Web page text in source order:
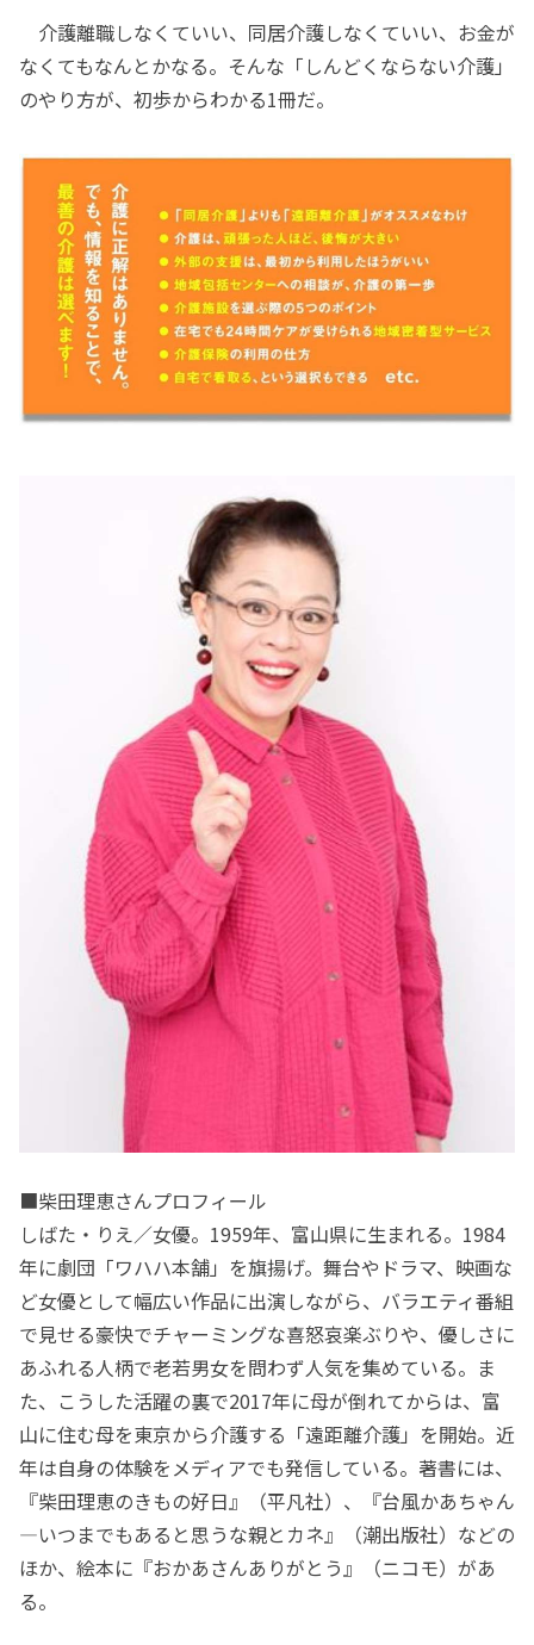
介護離職しなくていい、同居介護しなくていい、お金が
なくてもなんとかなる。そんな「しんどくならない介護」
のやり方が、初歩からわかる1冊だ。
■柴田理恵さんプロフィール
しばた・りえ／女優。1959年、富山県に生まれる。1984
年に劇団「ワハハ本舗」を旗揚げ。舞台やドラマ、映画な
ど女優として幅広い作品に出演しながら、バラエティ番組
で見せる豪快でチャーミングな喜怒哀楽ぶりや、優しさに
あふれる人柄で老若男女を問わず人気を集めている。ま
た、こうした活躍の裏で2017年に母が倒れてからは、富
山に住む母を東京から介護する「遠距離介護」を開始。近
年は自身の体験をメディアでも発信している。著書には、
『柴田理恵のきもの好日』（平凡社）、『台風かあちゃん
―いつまでもあると思うな親とカネ』（潮出版社）などの
ほか、絵本に『おかあさんありがとう』（ニコモ）があ
る。